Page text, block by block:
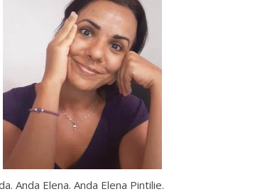
Anda Elena. Anda Elena Pintilie.